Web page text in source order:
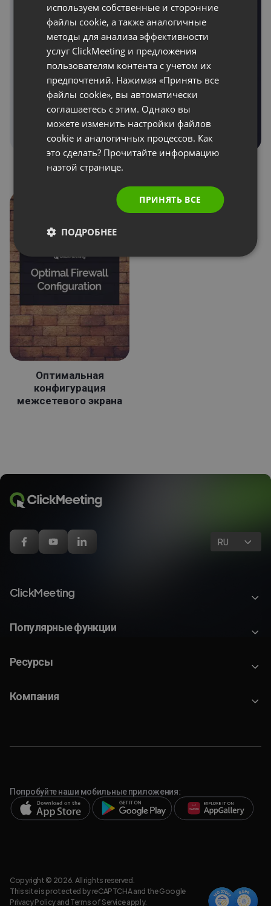
Конфиденциальность
Оптимальная
конфигурация
межсетевого экрана
RU
ClickMeeting
Популярные функции
Ресурсы
Компания
Попробуйте наши мобильные приложения:
Copyright © 2026. All rights reserved.
This site is protected by reCAPTCHA and the Google
Privacy Policyand Terms of Serviceapply.
RUSSIAN
PORTUGUESE
ITALIAN
используем собственные и сторонние
файлы cookie, а также аналогичные
методы для анализа эффективности
услуг ClickMeeting и предложения
пользователям контента с учетом их
предпочтений. Нажимая «Принять все
файлы cookie», вы автоматически
соглашаетесь с этим. Однако вы
можете изменить настройки файлов
cookie и аналогичных процессов. Как
это сделать? Прочитайте информацию
наэтой странице.
ПРИНЯТЬ ВСЕ
ПОДРОБНЕЕ